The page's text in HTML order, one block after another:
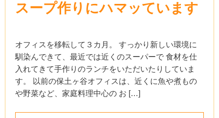
スープ作りにハマッています
オフィスを移転して３カ月。 すっかり新しい環境に
馴染んできて、最近では近くのスーパーで 食材を仕
入れてきて手作りのランチをいただいたりしていま
す。 以前の保土ヶ谷オフィスは、近くに魚や煮もの
や野菜など、家庭料理中心の お […]